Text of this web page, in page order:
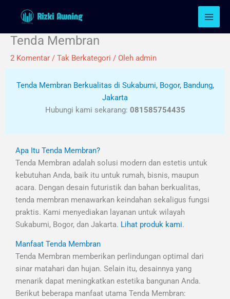
Tenda Membran
2 Komentar / Tak Berkategori / Oleh admin
Tenda Membran Berkualitas di Sukabumi, Bogor, Bandung,
Jakarta
Hubungi kami sekarang: 081585754435
Apa Itu Tenda Membran?
Tenda Membran adalah solusi modern dan estetis untuk
kebutuhan Anda, baik itu untuk rumah, bisnis, maupun
acara. Dengan desain futuristik dan bahan berkualitas,
tenda membran menawarkan keindahan sekaligus fungsi
praktis. Kami menyediakan layanan untuk wilayah
Sukabumi, Bogor, dan Jakarta. Lihat produk kami.
Manfaat Tenda Membran
Tenda Membran memberikan perlindungan optimal dari
sinar matahari dan hujan. Selain itu, desainnya yang
menarik dapat meningkatkan estetika bangunan Anda.
Berikut beberapa manfaat utama Tenda Membran: